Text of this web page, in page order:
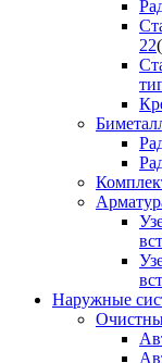
22
Наружные